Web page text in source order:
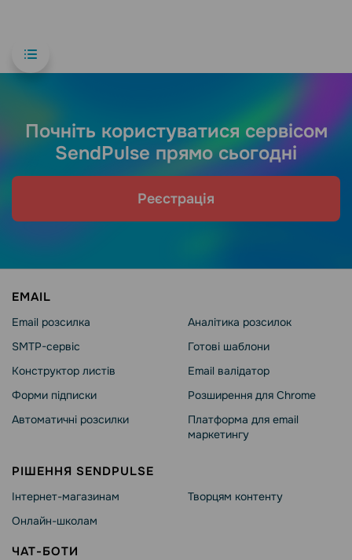
Почніть користуватися сервісом
SendPulse прямо сьогодні
Реєстрація
EMAIL
Email розсилка
SMTP-сервіс
Конструктор листів
Форми підписки
Автоматичні розсилки
Аналітика розсилок
Готові шаблони
Email валідатор
Розширення для Chrome
Платформа для email
маркетингу
РІШЕННЯ SENDPULSE
Інтернет-магазинам
Онлайн-школам
Творцям контенту
ЧАТ-БОТИ